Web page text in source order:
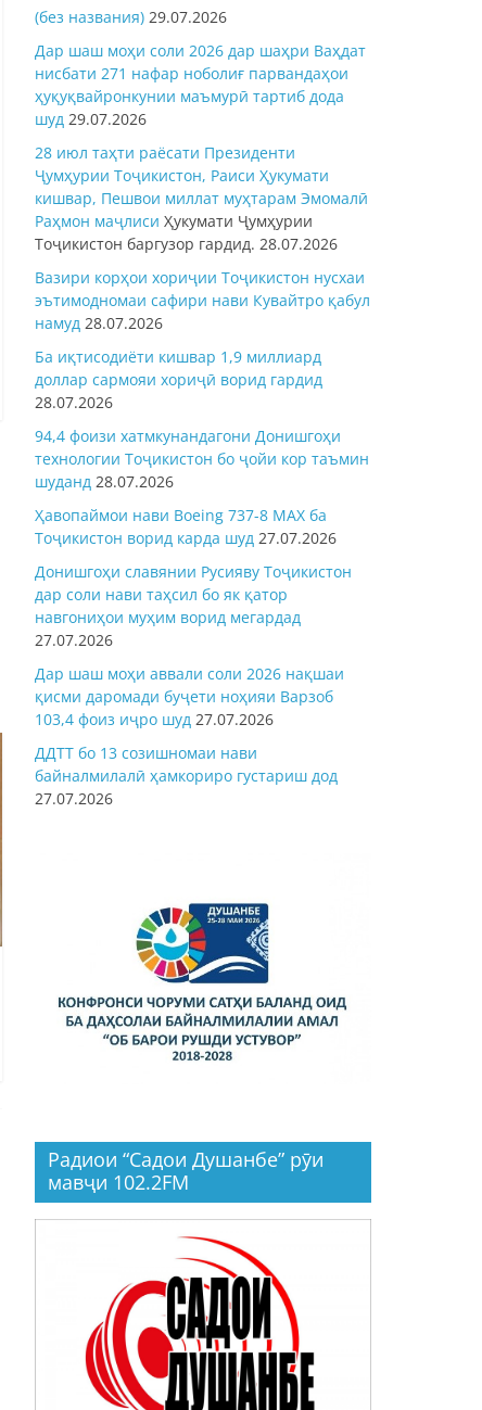
(без названия) 29.07.2026
Дар шаш моҳи соли 2026 дар шаҳри Ваҳдат
нисбати 271 нафар ноболиғ парвандаҳои
ҳуқуқвайронкунии маъмурӣ тартиб дода
шуд 29.07.2026
28 июл таҳти раёсати Президенти
Ҷумҳурии Тоҷикистон, Раиси Ҳукумати
кишвар, Пешвои миллат муҳтарам Эмомалӣ
Раҳмон маҷлиси Ҳукумати Ҷумҳурии
Тоҷикистон баргузор гардид. 28.07.2026
Вазири корҳои хориҷии Тоҷикистон нусхаи
эътимодномаи сафири нави Кувайтро қабул
намуд 28.07.2026
Ба иқтисодиёти кишвар 1,9 миллиард
доллар сармояи хориҷӣ ворид гардид
28.07.2026
94,4 фоизи хатмкунандагони Донишгоҳи
технологии Тоҷикистон бо ҷойи кор таъмин
шуданд 28.07.2026
Ҳавопаймои нави Boeing 737-8 MAX ба
Тоҷикистон ворид карда шуд 27.07.2026
Донишгоҳи славянии Русияву Тоҷикистон
дар соли нави таҳсил бо як қатор
навгониҳои муҳим ворид мегардад
27.07.2026
Дар шаш моҳи аввали соли 2026 нақшаи
қисми даромади буҷети ноҳияи Варзоб
103,4 фоиз иҷро шуд 27.07.2026
ДДТТ бо 13 созишномаи нави
байналмилалӣ ҳамкориро густариш дод
27.07.2026
Радиои “Садои Душанбе” рӯи
мавҷи 102.2FM